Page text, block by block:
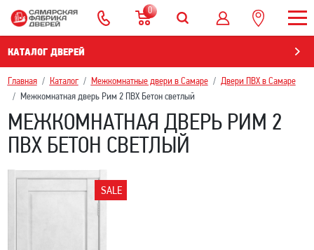
0
КАТАЛОГ ДВЕРЕЙ
Главная Каталог Межкомнатные двери в Самаре
Двери ПВХ в Самаре
Межкомнатная дверь Рим 2 ПВХ Бетон светлый
МЕЖКОМНАТНАЯ ДВЕРЬ РИМ 2
ПВХ БЕТОН СВЕТЛЫЙ
SALE